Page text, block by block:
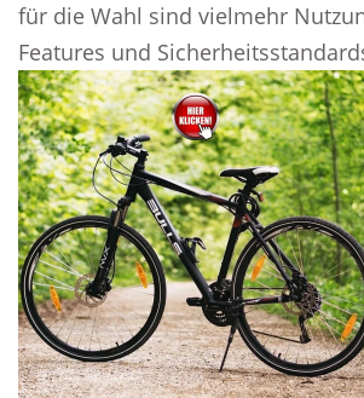
für die Wahl sind vielmehr
Features und